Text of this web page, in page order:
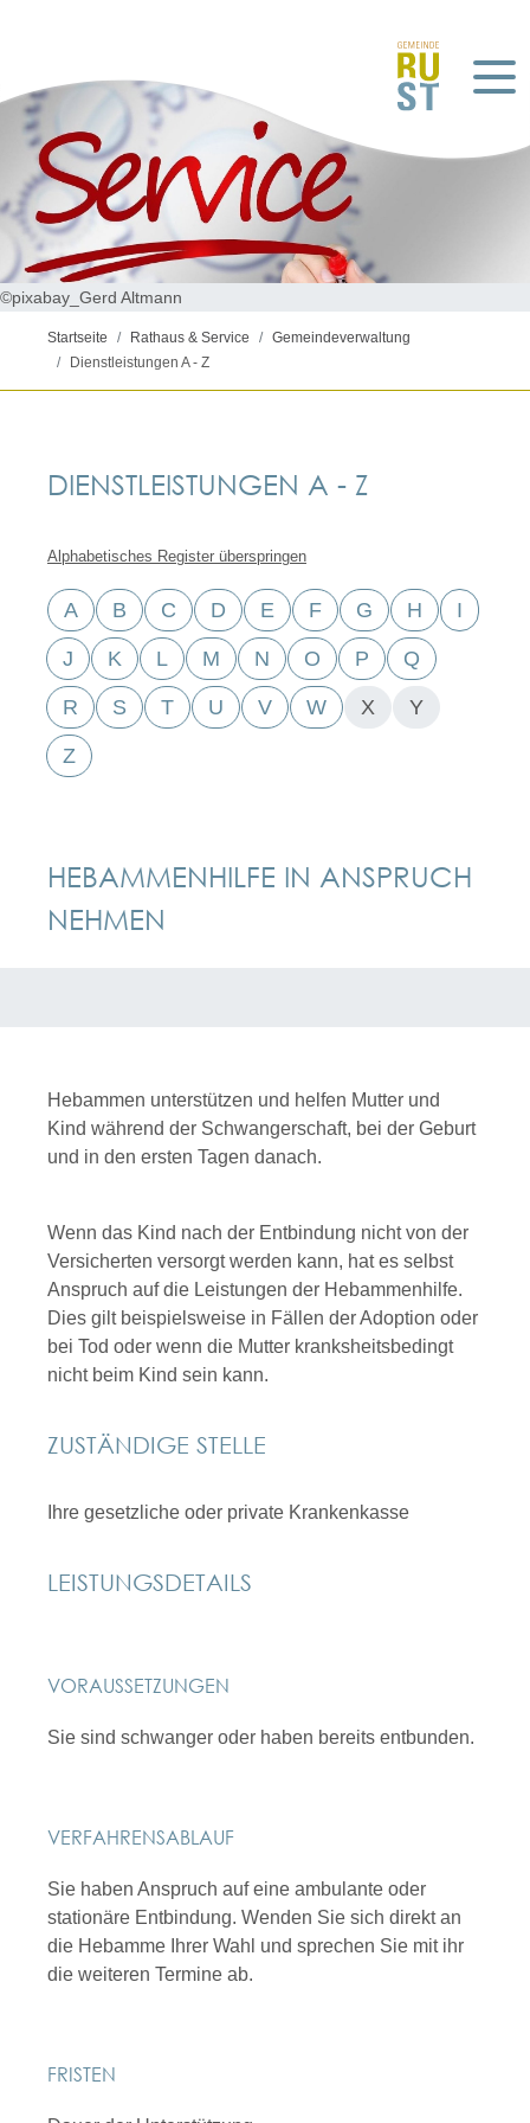
©pixabay_Gerd Altmann
Startseite Rathaus & Service
Gemeindeverwaltung
Dienstleistungen A - Z
DIENSTLEISTUNGEN A - Z
Alphabetisches Register überspringen
A B C D E F G H I
J K L M N O P Q
R S T U V W X Y
Z
HEBAMMENHILFE IN ANSPRUCH
NEHMEN
Hebammen unterstützen und helfen Mutter und
Kind während der Schwangerschaft, bei der Geburt
und in den ersten Tagen danach.
Wenn das Kind nach der Entbindung nicht von der
Versicherten versorgt werden kann, hat es selbst
Anspruch auf die Leistungen der Hebammenhilfe.
Dies gilt beispielsweise in Fällen der Adoption oder
bei Tod oder wenn die Mutter kranksheitsbedingt
nicht beim Kind sein kann.
ZUSTÄNDIGE STELLE
Ihre gesetzliche oder private Krankenkasse
LEISTUNGSDETAILS
VORAUSSETZUNGEN
Sie sind schwanger oder haben bereits entbunden.
VERFAHRENSABLAUF
Sie haben Anspruch auf eine ambulante oder
stationäre Entbindung. Wenden Sie sich direkt an
die Hebamme Ihrer Wahl und sprechen Sie mit ihr
die weiteren Termine ab.
FRISTEN